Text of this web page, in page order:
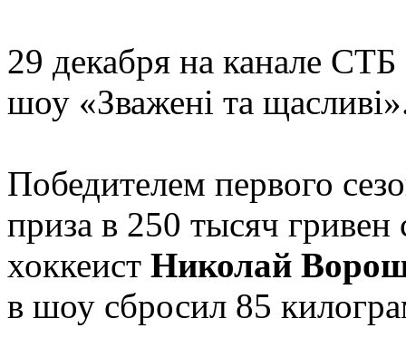
29 декабря на канале
шоу «Зважені та
Победителем первого
приза в 250 тысяч
хоккеист Николай
в шоу сбросил 85